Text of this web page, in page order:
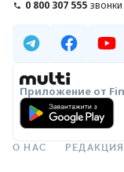
0 800 307 555
Приложение от
О НАС РЕДАКЦИЯ